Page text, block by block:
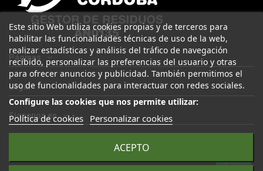
Páginas
Legal
Este sitio Web utiliza cookies propias y de terceros para
habilitar las funcionalidades técnicas de uso de la web,
realizar estadísticas y análisis del tráfico de navegación
recibido, personalizar las preferencias del usuario y otras
para ofrecer anuncios y publicidad. También permitimos el
uso de funcionalidades para interactuar con redes sociales.
Configure las cookies que nos permite utilizar:
Política de cookies Personalizar cookies
ACEPTO
Síguenos en